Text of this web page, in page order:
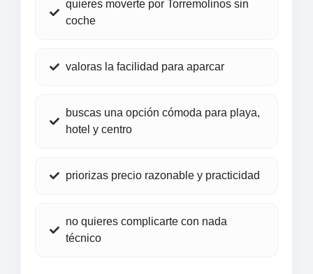
quieres moverte por Torremolinos sin
coche
valoras la facilidad para aparcar
buscas una opción cómoda para playa,
hotel y centro
priorizas precio razonable y practicidad
no quieres complicarte con nada
técnico